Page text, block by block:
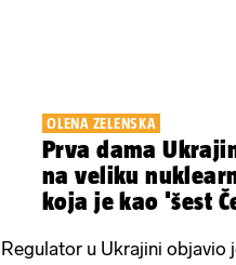
OLENA ZELENSKA
Prva dama
na veliku
koja je kao 'šest
Regulator u Ukrajini objavio